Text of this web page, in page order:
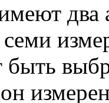
два
быть